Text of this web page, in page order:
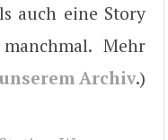
auch eine Story
Mehr
Archiv.)